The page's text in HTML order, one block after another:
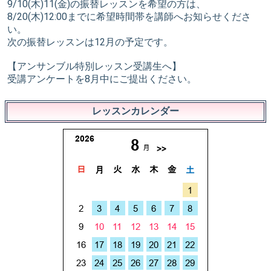
9/10(木)11(金)の振替レッスンを希望の方は、
8/20(木)12:00までに希望時間帯を講師へお知らせくださ
い。
次の振替レッスンは12月の予定です。
【アンサンブル特別レッスン受講生へ】
受講アンケートを8月中にご提出ください。
レッスンカレンダー